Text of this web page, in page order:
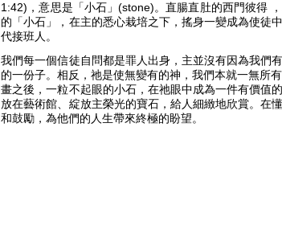
1:42)，意思是「小石」(stone)。直腸直肚的西門彼得
的「小石」，在主的悉心栽培之下，搖身一變成為使徒
代接班人。
我們每一個信徒自問都是罪人出身，主並沒有因為我們
的一份子。相反，祂是使無變有的神，我們本就一無所
畫之後，一粒不起眼的小石，在祂眼中成為一件有價值
放在藝術館、綻放主榮光的寶石，給人細緻地欣賞。在
和鼓勵，為他們的人生帶來終極的盼望。